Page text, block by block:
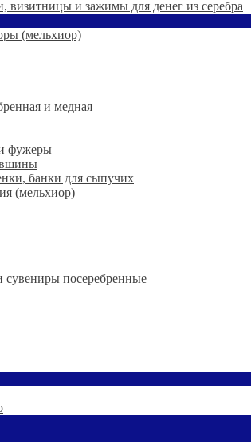
визитницы и зажимы для денег из серебра
(мельхиор)
и медная
фужеры
банки для сыпучих
(мельхиор)
сувениры посеребренные